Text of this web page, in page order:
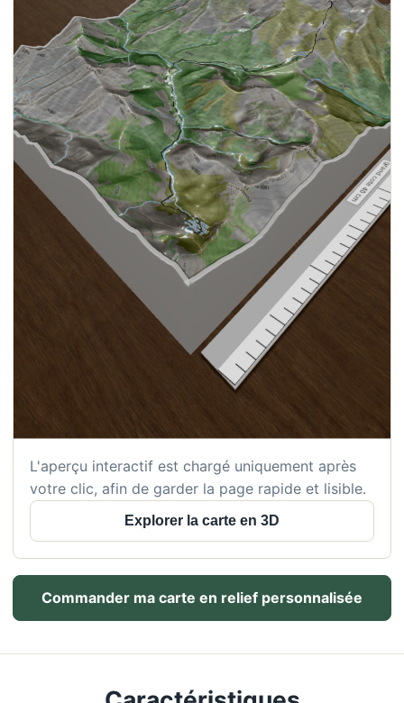
L'aperçu interactif est chargé uniquement après
votre clic, afin de garder la page rapide et lisible.
Explorer la carte en 3D
Commander ma carte en relief personnalisée